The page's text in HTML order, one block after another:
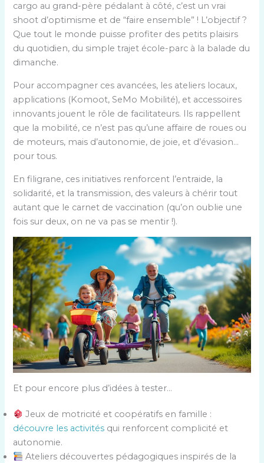
cargo au grand-père pédalant à côté, c’est un vrai
shoot d’optimisme et de “faire ensemble” ! L’objectif ?
Que tout le monde puisse profiter des petits plaisirs
du quotidien, du simple trajet école-parc à la balade du
dimanche.
Pour accompagner ces avancées, les ateliers locaux,
applications (Komoot, SeMo Mobilité), et accessoires
innovants jouent le rôle de facilitateurs. Ils rappellent
que la mobilité, ce n’est pas qu’une affaire de roues ou
de moteurs, mais d’autonomie, de joie, et d’évasion…
pour tous.
En filigrane, ces initiatives renforcent l’entraide, la
solidarité, et la transmission, des valeurs à chérir tout
autant que le carnet de vaccination (qu’on oublie une
fois sur deux, on ne va pas se mentir !).
Et pour encore plus d’idées à tester…
Jeux de motricité et coopératifs en famille :
découvre les activités qui renforcent complicité et
autonomie.
Ateliers découvertes pédagogiques inspirés de la